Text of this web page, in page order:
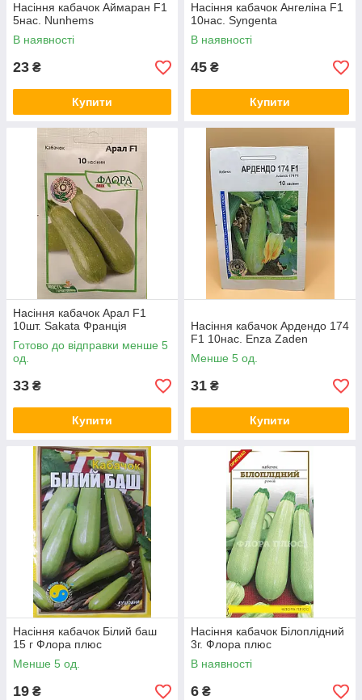
Насіння кабачок Аймаран F1
5нас. Nunhems
В наявності
23 ₴
Купити
Насіння кабачок Ангеліна F1
10нас. Syngenta
В наявності
45 ₴
Купити
Насіння кабачок Арал F1
10шт. Sakata Франція
Готово до відправки менше 5
од.
33 ₴
Купити
Насіння кабачок Ардендо 174
F1 10нас. Enza Zaden
Менше 5 од.
31 ₴
Купити
Насіння кабачок Білий баш
15 г Флора плюс
Менше 5 од.
19 ₴
Насіння кабачок Білоплідний
3г. Флора плюс
В наявності
6 ₴